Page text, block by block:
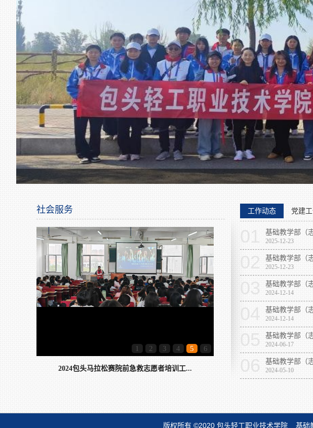
社会服务
1 2 3 4 5 6
2024包头马拉松赛院前急救志愿者培训工...
工作动态 党建
01 2025-12-23
02 2025-12-23
03 2024-12-14
04 2024-12-14
05 2024-06-17
06 2024-05-10
版权所有 ©2020 包头轻工职业技术学院 基础